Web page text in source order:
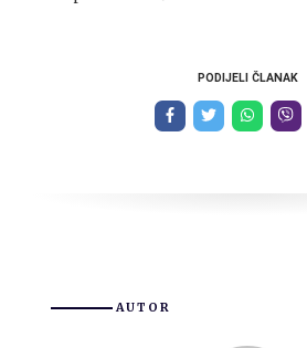
PODIJELI ČLANAK
AUTOR